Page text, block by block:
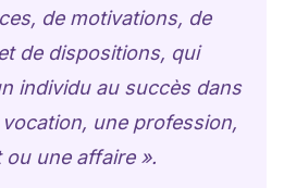
de motivations, de
de dispositions, qui
individu au succès dans
une profession,
ou une affaire ».